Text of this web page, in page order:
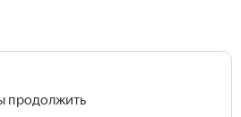
продолжить